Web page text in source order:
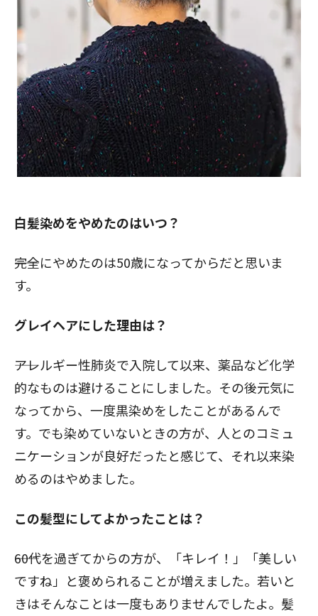
白髪染めをやめたのはいつ？
――完全にやめたのは50歳になってからだと思いま
す。
グレイヘアにした理由は？
――アレルギー性肺炎で入院して以来、薬品など化学
的なものは避けることにしました。その後元気に
なってから、一度黒染めをしたことがあるんで
す。でも染めていないときの方が、人とのコミュ
ニケーションが良好だったと感じて、それ以来染
めるのはやめました。
この髪型にしてよかったことは？
――60代を過ぎてからの方が、「キレイ！」「美しい
ですね」と褒められることが増えました。若いと
きはそんなことは一度もありませんでしたよ。髪